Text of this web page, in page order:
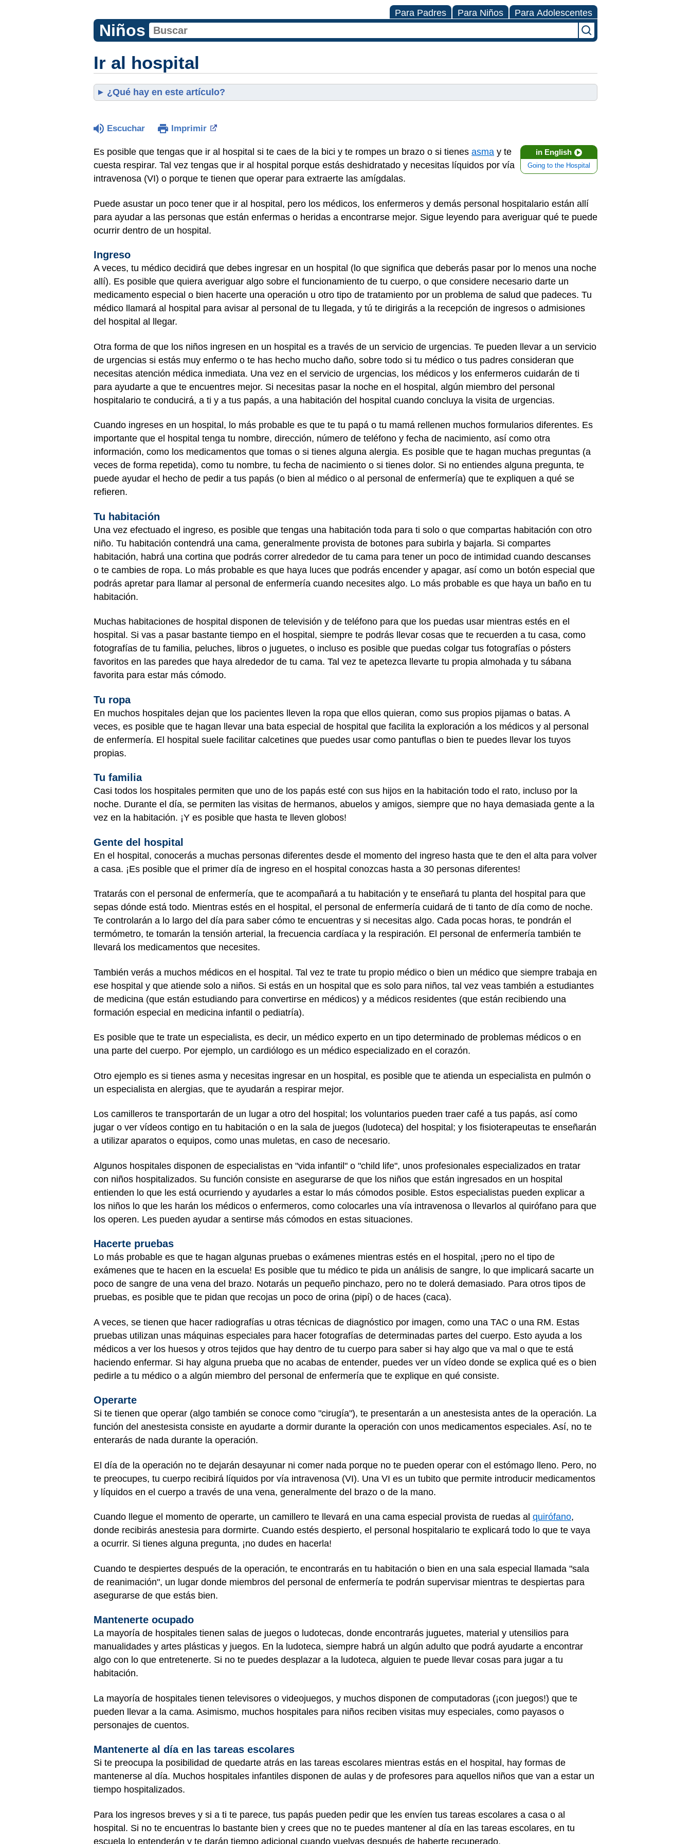
Para Padres Para Niños Para Adolescentes
Niños
Ir al hospital
¿Qué hay en este artículo?
Escuchar Imprimir
in English
Going to the Hospital
Es posible que tengas que ir al hospital si te caes de la bici y te rompes un brazo o si tienes asma y te
cuesta respirar. Tal vez tengas que ir al hospital porque estás deshidratado y necesitas líquidos por vía
intravenosa (VI) o porque te tienen que operar para extraerte las amígdalas.
Puede asustar un poco tener que ir al hospital, pero los médicos, los enfermeros y demás personal hospitalario están allí
para ayudar a las personas que están enfermas o heridas a encontrarse mejor. Sigue leyendo para averiguar qué te puede
ocurrir dentro de un hospital.
Ingreso
A veces, tu médico decidirá que debes ingresar en un hospital (lo que significa que deberás pasar por lo menos una noche
allí). Es posible que quiera averiguar algo sobre el funcionamiento de tu cuerpo, o que considere necesario darte un
medicamento especial o bien hacerte una operación u otro tipo de tratamiento por un problema de salud que padeces. Tu
médico llamará al hospital para avisar al personal de tu llegada, y tú te dirigirás a la recepción de ingresos o admisiones
del hospital al llegar.
Otra forma de que los niños ingresen en un hospital es a través de un servicio de urgencias. Te pueden llevar a un servicio
de urgencias si estás muy enfermo o te has hecho mucho daño, sobre todo si tu médico o tus padres consideran que
necesitas atención médica inmediata. Una vez en el servicio de urgencias, los médicos y los enfermeros cuidarán de ti
para ayudarte a que te encuentres mejor. Si necesitas pasar la noche en el hospital, algún miembro del personal
hospitalario te conducirá, a ti y a tus papás, a una habitación del hospital cuando concluya la visita de urgencias.
Cuando ingreses en un hospital, lo más probable es que te tu papá o tu mamá rellenen muchos formularios diferentes. Es
importante que el hospital tenga tu nombre, dirección, número de teléfono y fecha de nacimiento, así como otra
información, como los medicamentos que tomas o si tienes alguna alergia. Es posible que te hagan muchas preguntas (a
veces de forma repetida), como tu nombre, tu fecha de nacimiento o si tienes dolor. Si no entiendes alguna pregunta, te
puede ayudar el hecho de pedir a tus papás (o bien al médico o al personal de enfermería) que te expliquen a qué se
refieren.
Tu habitación
Una vez efectuado el ingreso, es posible que tengas una habitación toda para ti solo o que compartas habitación con otro
niño. Tu habitación contendrá una cama, generalmente provista de botones para subirla y bajarla. Si compartes
habitación, habrá una cortina que podrás correr alrededor de tu cama para tener un poco de intimidad cuando descanses
o te cambies de ropa. Lo más probable es que haya luces que podrás encender y apagar, así como un botón especial que
podrás apretar para llamar al personal de enfermería cuando necesites algo. Lo más probable es que haya un baño en tu
habitación.
Muchas habitaciones de hospital disponen de televisión y de teléfono para que los puedas usar mientras estés en el
hospital. Si vas a pasar bastante tiempo en el hospital, siempre te podrás llevar cosas que te recuerden a tu casa, como
fotografías de tu familia, peluches, libros o juguetes, o incluso es posible que puedas colgar tus fotografías o pósters
favoritos en las paredes que haya alrededor de tu cama. Tal vez te apetezca llevarte tu propia almohada y tu sábana
favorita para estar más cómodo.
Tu ropa
En muchos hospitales dejan que los pacientes lleven la ropa que ellos quieran, como sus propios pijamas o batas. A
veces, es posible que te hagan llevar una bata especial de hospital que facilita la exploración a los médicos y al personal
de enfermería. El hospital suele facilitar calcetines que puedes usar como pantuflas o bien te puedes llevar los tuyos
propias.
Tu familia
Casi todos los hospitales permiten que uno de los papás esté con sus hijos en la habitación todo el rato, incluso por la
noche. Durante el día, se permiten las visitas de hermanos, abuelos y amigos, siempre que no haya demasiada gente a la
vez en la habitación. ¡Y es posible que hasta te lleven globos!
Gente del hospital
En el hospital, conocerás a muchas personas diferentes desde el momento del ingreso hasta que te den el alta para volver
a casa. ¡Es posible que el primer día de ingreso en el hospital conozcas hasta a 30 personas diferentes!
Tratarás con el personal de enfermería, que te acompañará a tu habitación y te enseñará tu planta del hospital para que
sepas dónde está todo. Mientras estés en el hospital, el personal de enfermería cuidará de ti tanto de día como de noche.
Te controlarán a lo largo del día para saber cómo te encuentras y si necesitas algo. Cada pocas horas, te pondrán el
termómetro, te tomarán la tensión arterial, la frecuencia cardíaca y la respiración. El personal de enfermería también te
llevará los medicamentos que necesites.
También verás a muchos médicos en el hospital. Tal vez te trate tu propio médico o bien un médico que siempre trabaja en
ese hospital y que atiende solo a niños. Si estás en un hospital que es solo para niños, tal vez veas también a estudiantes
de medicina (que están estudiando para convertirse en médicos) y a médicos residentes (que están recibiendo una
formación especial en medicina infantil o pediatría).
Es posible que te trate un especialista, es decir, un médico experto en un tipo determinado de problemas médicos o en
una parte del cuerpo. Por ejemplo, un cardiólogo es un médico especializado en el corazón.
Otro ejemplo es si tienes asma y necesitas ingresar en un hospital, es posible que te atienda un especialista en pulmón o
un especialista en alergias, que te ayudarán a respirar mejor.
Los camilleros te transportarán de un lugar a otro del hospital; los voluntarios pueden traer café a tus papás, así como
jugar o ver vídeos contigo en tu habitación o en la sala de juegos (ludoteca) del hospital; y los fisioterapeutas te enseñarán
a utilizar aparatos o equipos, como unas muletas, en caso de necesario.
Algunos hospitales disponen de especialistas en "vida infantil" o "child life", unos profesionales especializados en tratar
con niños hospitalizados. Su función consiste en asegurarse de que los niños que están ingresados en un hospital
entienden lo que les está ocurriendo y ayudarles a estar lo más cómodos posible. Estos especialistas pueden explicar a
los niños lo que les harán los médicos o enfermeros, como colocarles una vía intravenosa o llevarlos al quirófano para que
los operen. Les pueden ayudar a sentirse más cómodos en estas situaciones.
Hacerte pruebas
Lo más probable es que te hagan algunas pruebas o exámenes mientras estés en el hospital, ¡pero no el tipo de
exámenes que te hacen en la escuela! Es posible que tu médico te pida un análisis de sangre, lo que implicará sacarte un
poco de sangre de una vena del brazo. Notarás un pequeño pinchazo, pero no te dolerá demasiado. Para otros tipos de
pruebas, es posible que te pidan que recojas un poco de orina (pipí) o de haces (caca).
A veces, se tienen que hacer radiografías u otras técnicas de diagnóstico por imagen, como una TAC o una RM. Estas
pruebas utilizan unas máquinas especiales para hacer fotografías de determinadas partes del cuerpo. Esto ayuda a los
médicos a ver los huesos y otros tejidos que hay dentro de tu cuerpo para saber si hay algo que va mal o que te está
haciendo enfermar. Si hay alguna prueba que no acabas de entender, puedes ver un vídeo donde se explica qué es o bien
pedirle a tu médico o a algún miembro del personal de enfermería que te explique en qué consiste.
Operarte
Si te tienen que operar (algo también se conoce como "cirugía"), te presentarán a un anestesista antes de la operación. La
función del anestesista consiste en ayudarte a dormir durante la operación con unos medicamentos especiales. Así, no te
enterarás de nada durante la operación.
El día de la operación no te dejarán desayunar ni comer nada porque no te pueden operar con el estómago lleno. Pero, no
te preocupes, tu cuerpo recibirá líquidos por vía intravenosa (VI). Una VI es un tubito que permite introducir medicamentos
y líquidos en el cuerpo a través de una vena, generalmente del brazo o de la mano.
Cuando llegue el momento de operarte, un camillero te llevará en una cama especial provista de ruedas al quirófano,
donde recibirás anestesia para dormirte. Cuando estés despierto, el personal hospitalario te explicará todo lo que te vaya
a ocurrir. Si tienes alguna pregunta, ¡no dudes en hacerla!
Cuando te despiertes después de la operación, te encontrarás en tu habitación o bien en una sala especial llamada "sala
de reanimación", un lugar donde miembros del personal de enfermería te podrán supervisar mientras te despiertas para
asegurarse de que estás bien.
Mantenerte ocupado
La mayoría de hospitales tienen salas de juegos o ludotecas, donde encontrarás juguetes, material y utensilios para
manualidades y artes plásticas y juegos. En la ludoteca, siempre habrá un algún adulto que podrá ayudarte a encontrar
algo con lo que entretenerte. Si no te puedes desplazar a la ludoteca, alguien te puede llevar cosas para jugar a tu
habitación.
La mayoría de hospitales tienen televisores o videojuegos, y muchos disponen de computadoras (¡con juegos!) que te
pueden llevar a la cama. Asimismo, muchos hospitales para niños reciben visitas muy especiales, como payasos o
personajes de cuentos.
Mantenerte al día en las tareas escolares
Si te preocupa la posibilidad de quedarte atrás en las tareas escolares mientras estás en el hospital, hay formas de
mantenerse al día. Muchos hospitales infantiles disponen de aulas y de profesores para aquellos niños que van a estar un
tiempo hospitalizados.
Para los ingresos breves y si a ti te parece, tus papás pueden pedir que les envíen tus tareas escolares a casa o al
hospital. Si no te encuentras lo bastante bien y crees que no te puedes mantener al día en las tareas escolares, en tu
escuela lo entenderán y te darán tiempo adicional cuando vuelvas después de haberte recuperado.